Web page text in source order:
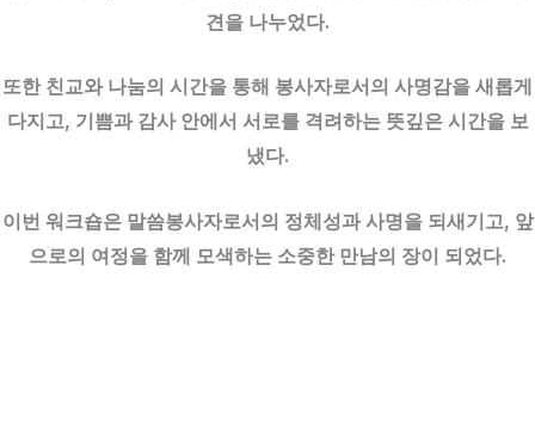
견을 나누었다.
또한 친교와 나눔의 시간을 통해 봉사자로서의 사명감을 새롭게
다지고, 기쁨과 감사 안에서 서로를 격려하는 뜻깊은 시간을 보
냈다.
이번 워크숍은 말씀봉사자로서의 정체성과 사명을 되새기고, 앞
으로의 여정을 함께 모색하는 소중한 만남의 장이 되었다.